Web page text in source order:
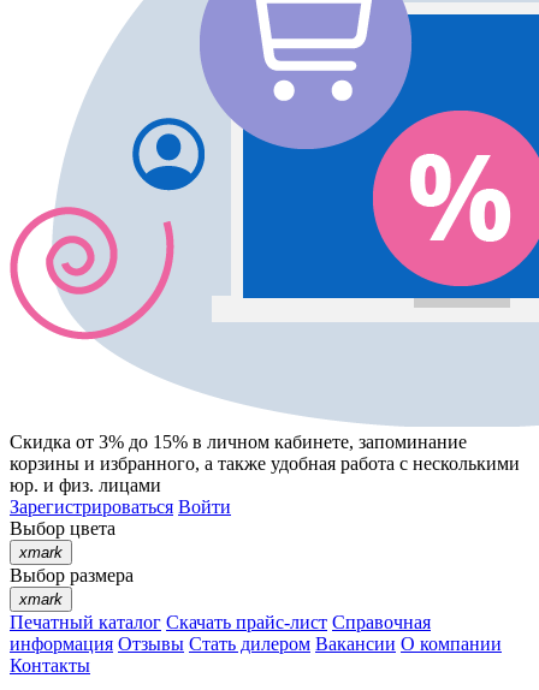
Скидка от 3% до 15% в личном кабинете, запоминание
корзины и избранного, а также удобная работа с несколькими
юр. и физ. лицами
Зарегистрироваться Войти
Выбор цвета
xmark
Выбор размера
xmark
Печатный каталог Скачать прайс-лист Справочная
информация Отзывы Стать дилером Вакансии О компании
Контакты